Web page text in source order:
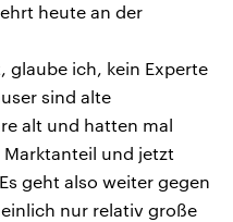
heute an der
glaube ich, kein Experte
sind alte
alt und hatten mal
und jetzt
geht also weiter gegen
nur relativ große